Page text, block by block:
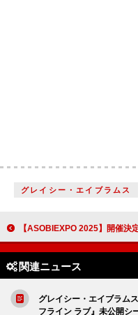
グレイシー・エイブラムス
【ASOBIEXPO 2025】開催決定、きゃりー／リーダーズ／FRUITS ZIPPER／CUTIE STREETら出
関連ニュース
グレイシー・エイブラム
フライン ラブ』未公開シ